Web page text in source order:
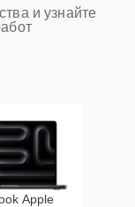
и узнайте
Apple